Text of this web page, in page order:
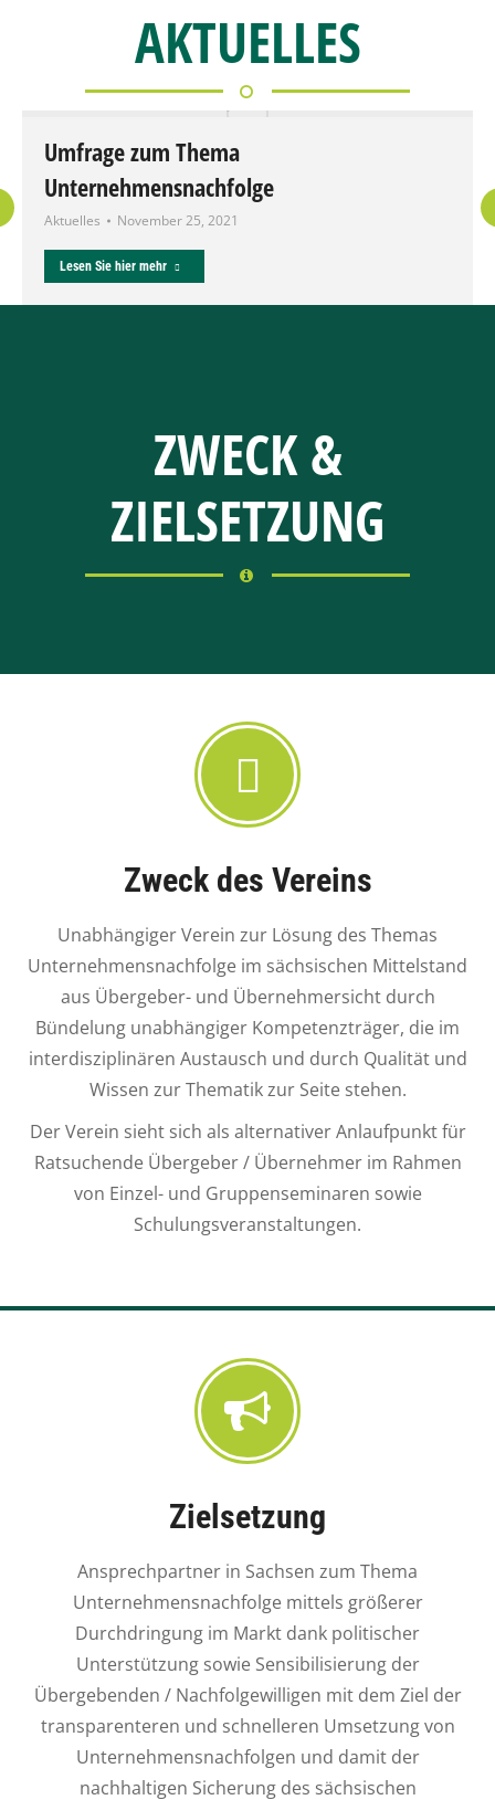
AKTUELLES
Umfrage zum Thema
Unternehmensnachfolge
Aktuelles November 25, 2021
Lesen Sie hier mehr
ZWECK &
ZIELSETZUNG
Zweck des Vereins
Unabhängiger Verein zur Lösung des Themas
Unternehmensnachfolge im sächsischen Mittelstand
aus Übergeber- und Übernehmersicht durch
Bündelung unabhängiger Kompetenzträger, die im
interdisziplinären Austausch und durch Qualität und
Wissen zur Thematik zur Seite stehen.
Der Verein sieht sich als alternativer Anlaufpunkt für
Ratsuchende Übergeber / Übernehmer im Rahmen
von Einzel- und Gruppenseminaren sowie
Schulungsveranstaltungen.
Zielsetzung
Ansprechpartner in Sachsen zum Thema
Unternehmensnachfolge mittels größerer
Durchdringung im Markt dank politischer
Unterstützung sowie Sensibilisierung der
Übergebenden / Nachfolgewilligen mit dem Ziel der
transparenteren und schnelleren Umsetzung von
Unternehmensnachfolgen und damit der
nachhaltigen Sicherung des sächsischen